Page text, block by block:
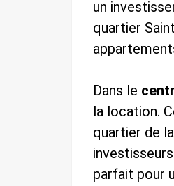
un
quartier
Dans le
la location.
quartier de
parfait pour